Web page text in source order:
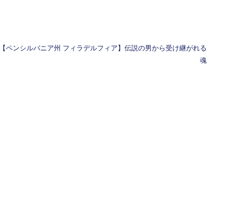
【ペンシルバニア州 フィラデルフィア】伝説の男から受け継がれる
魂